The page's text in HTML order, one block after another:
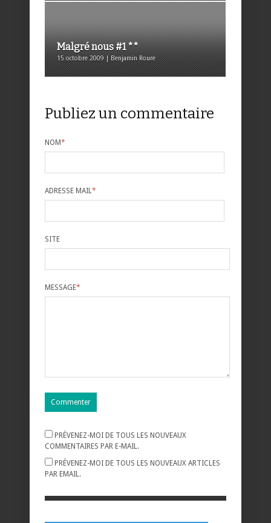
Malgré nous #1 **
15 octobre 2009 | Benjamin Roure
Publiez un commentaire
NOM*
ADRESSE MAIL*
SITE
MESSAGE*
PRÉVENEZ-MOI DE TOUS LES NOUVEAUX
COMMENTAIRES PAR E-MAIL.
PRÉVENEZ-MOI DE TOUS LES NOUVEAUX ARTICLES
PAR EMAIL.